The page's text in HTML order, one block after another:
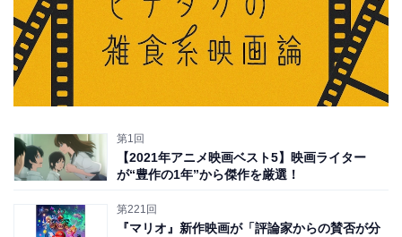
第1回
【2021年アニメ映画ベスト5】映画ライター
が“豊作の1年”から傑作を厳選！
第221回
『マリオ』新作映画が「評論家からの賛否が分